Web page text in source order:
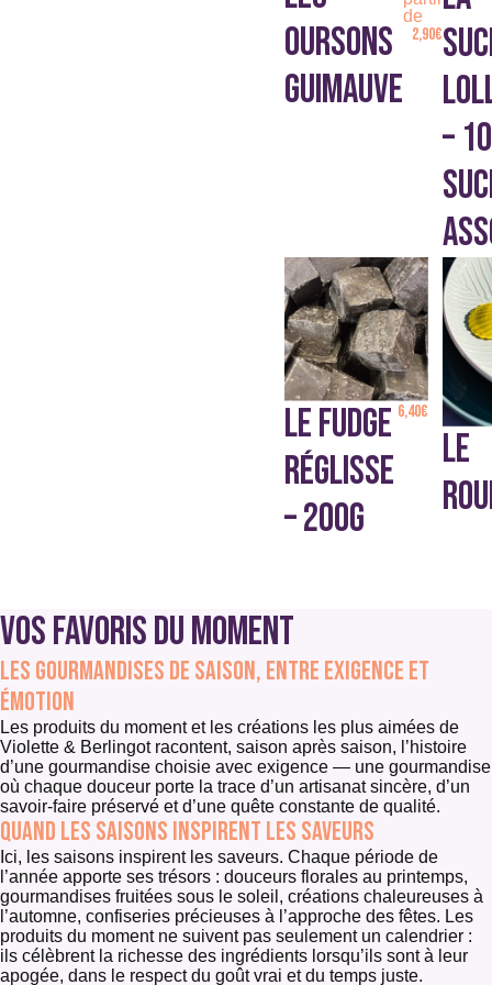
OURSONS
GUIMAUVE
de
2,90€
être
choisies
sur
la
page
– 10
LE FUDGE
RÉGLISSE
– 200G
6,40€
LE
Vos favoris du moment
Les gourmandises de saison, entre exigence et
émotion
Les produits du moment et les créations les plus aimées de
Violette & Berlingot racontent, saison après saison, l’histoire
d’une gourmandise choisie avec exigence — une gourmandise
où chaque douceur porte la trace d’un artisanat sincère, d’un
savoir-faire préservé et d’une quête constante de qualité.
Quand les saisons inspirent les saveurs
Ici, les saisons inspirent les saveurs. Chaque période de
l’année apporte ses trésors : douceurs florales au printemps,
gourmandises fruitées sous le soleil, créations chaleureuses à
l’automne, confiseries précieuses à l’approche des fêtes. Les
produits du moment ne suivent pas seulement un calendrier :
ils célèbrent la richesse des ingrédients lorsqu’ils sont à leur
apogée, dans le respect du goût vrai et du temps juste.